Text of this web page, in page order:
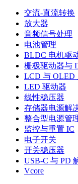
交流-直流转换
放大器
音频信号处理
电池管理
BLDC 电机驱
栅极驱动器与
LCD 与 OLED
LED 驱动器
线性稳压器
存储器电源解
整合型电源管
监控与重置 IC
电子开关
开关稳压器
USB-C 与 PD
Vcore